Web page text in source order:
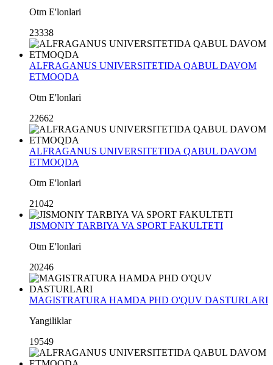
Otm E'lonlari
23338
ALFRAGANUS UNIVERSITETIDA QABUL DAVOM
ETMOQDA
Otm E'lonlari
22662
ALFRAGANUS UNIVERSITETIDA QABUL DAVOM
ETMOQDA
Otm E'lonlari
21042
JISMONIY TARBIYA VA SPORT FAKULTETI
Otm E'lonlari
20246
MAGISTRATURA HAMDA PHD O'QUV DASTURLARI
Yangiliklar
19549